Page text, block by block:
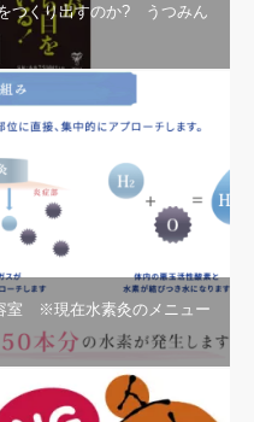
つくり出すのか? うつみん
室 ※現在水素灸のメニュー